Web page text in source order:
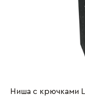
Ниша с крючками